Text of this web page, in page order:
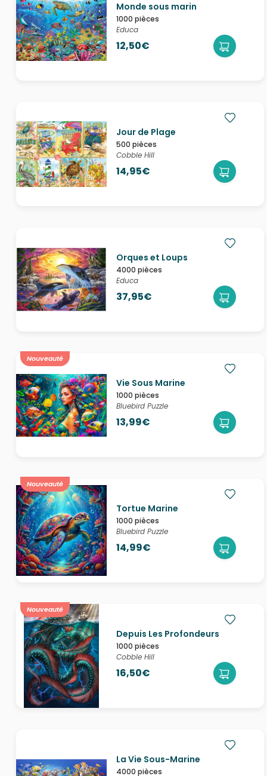
Monde sous marin
1000 pièces
Educa
12,50€
Jour de Plage
500 pièces
Cobble Hill
14,95€
Orques et Loups
4000 pièces
Educa
37,95€
Nouveauté
Vie Sous Marine
1000 pièces
Bluebird Puzzle
13,99€
Nouveauté
Tortue Marine
1000 pièces
Bluebird Puzzle
14,99€
Nouveauté
Depuis Les Profondeurs
1000 pièces
Cobble Hill
16,50€
La Vie Sous-Marine
4000 pièces